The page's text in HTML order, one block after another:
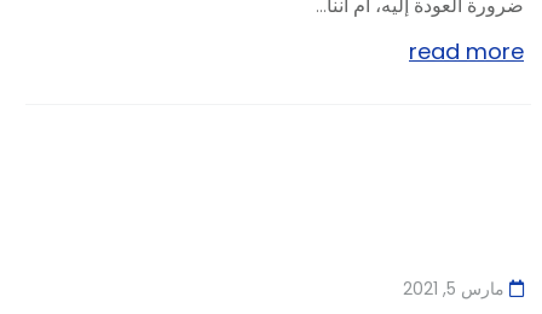
read more
مارس 5, 2021